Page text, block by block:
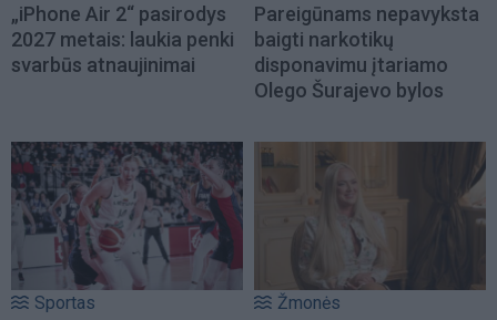
„iPhone Air 2“ pasirodys
2027 metais: laukia penki
svarbūs atnaujinimai
Pareigūnams nepavyksta
baigti narkotikų
disponavimu įtariamo
Olego Šurajevo bylos
Sportas Žmonės